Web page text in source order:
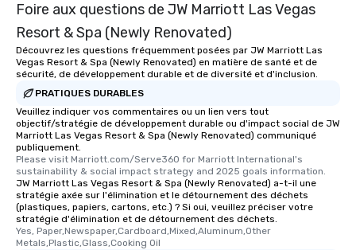
Foire aux questions de JW Marriott Las Vegas
Resort & Spa (Newly Renovated)
Découvrez les questions fréquemment posées par JW Marriott Las
Vegas Resort & Spa (Newly Renovated) en matière de santé et de
sécurité, de développement durable et de diversité et d'inclusion.
PRATIQUES DURABLES
Veuillez indiquer vos commentaires ou un lien vers tout
objectif/stratégie de développement durable ou d'impact social de JW
Marriott Las Vegas Resort & Spa (Newly Renovated) communiqué
publiquement.
Please visit Marriott.com/Serve360 for Marriott International's
sustainability & social impact strategy and 2025 goals information.
JW Marriott Las Vegas Resort & Spa (Newly Renovated) a-t-il une
stratégie axée sur l'élimination et le détournement des déchets
(plastiques, papiers, cartons, etc.) ? Si oui, veuillez préciser votre
stratégie d'élimination et de détournement des déchets.
Yes, Paper,Newspaper,Cardboard,Mixed,Aluminum,Other
Metals,Plastic,Glass,Cooking Oil